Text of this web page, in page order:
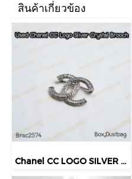
สินค้าเกี่ยวข้อง
Chanel CC LOGO SILVER CRYSTAL BROOCH